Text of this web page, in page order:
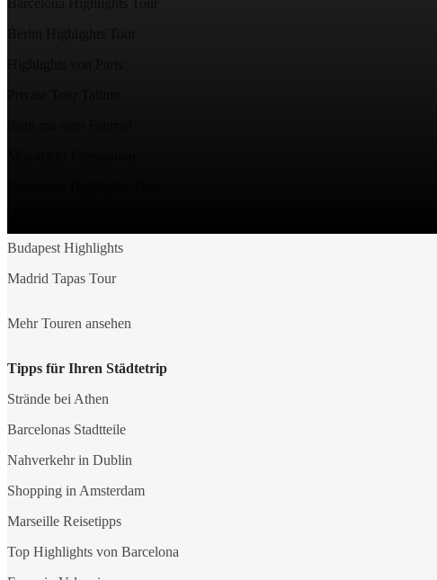
Budapest Highlights
Madrid Tapas Tour
Mehr Touren ansehen
Tipps für Ihren Städtetrip
Strände bei Athen
Barcelonas Stadtteile
Nahverkehr in Dublin
Shopping in Amsterdam
Marseille Reisetipps
Top Highlights von Barcelona